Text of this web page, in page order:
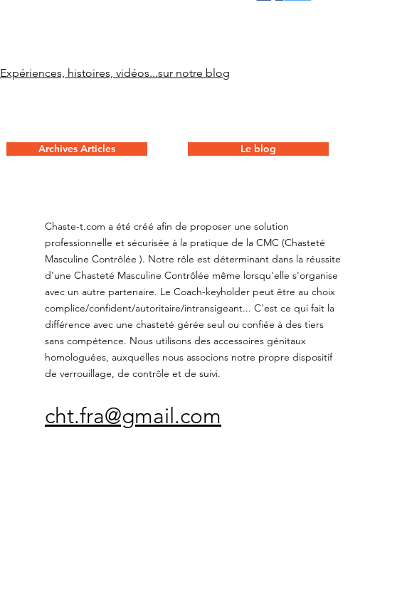
Expériences, histoires, vidéos...sur notre blog
Archives Articles Le blog
Chaste-t.com a été créé afin de proposer une solution
professionnelle et sécurisée à la pratique de la CMC (Chasteté
Masculine Contrôlée ). Notre rôle est déterminant dans la réussite
d'une Chasteté Masculine Contrôlée même lorsqu'elle s'organise
avec un autre partenaire. Le Coach-keyholder peut être au choix
complice/confident/autoritaire/intransigeant... C'est ce qui fait la
différence avec une chasteté gérée seul ou confiée à des tiers
sans compétence. Nous utilisons des accessoires génitaux
homologuées, auxquelles nous associons notre propre dispositif
de verrouillage, de contrôle et de suivi.
cht.fra@gmail.com